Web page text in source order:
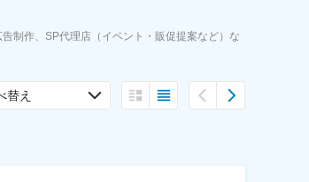
制作、SP代理店（イベント・販促提案など）な
替え